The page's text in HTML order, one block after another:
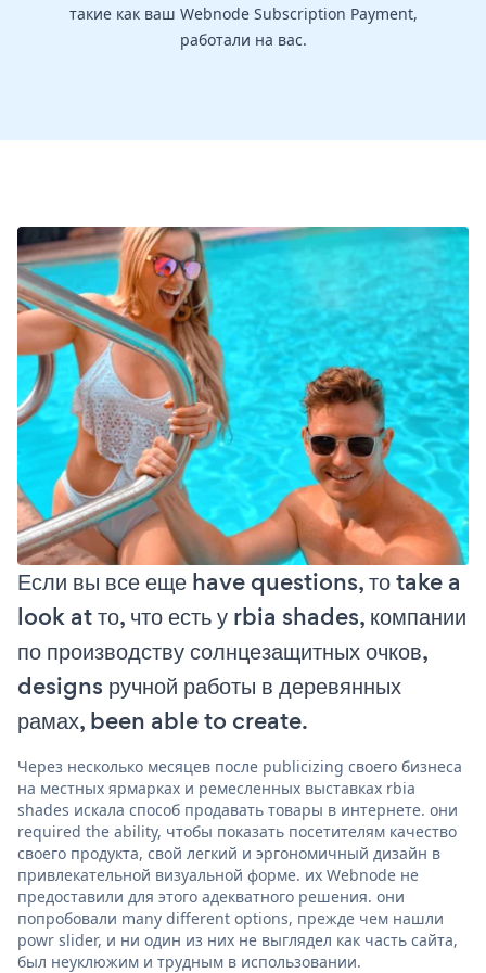
такие как ваш Webnode Subscription Payment,
работали на вас.
Если вы все еще have questions, то take a
look at то, что есть у rbia shades, компании
по производству солнцезащитных очков,
designs ручной работы в деревянных
рамах, been able to create.
Через несколько месяцев после publicizing своего бизнеса
на местных ярмарках и ремесленных выставках rbia
shades искала способ продавать товары в интернете. они
required the ability, чтобы показать посетителям качество
своего продукта, свой легкий и эргономичный дизайн в
привлекательной визуальной форме. их Webnode не
предоставили для этого адекватного решения. они
попробовали many different options, прежде чем нашли
powr slider, и ни один из них не выглядел как часть сайта,
был неуклюжим и трудным в использовании.